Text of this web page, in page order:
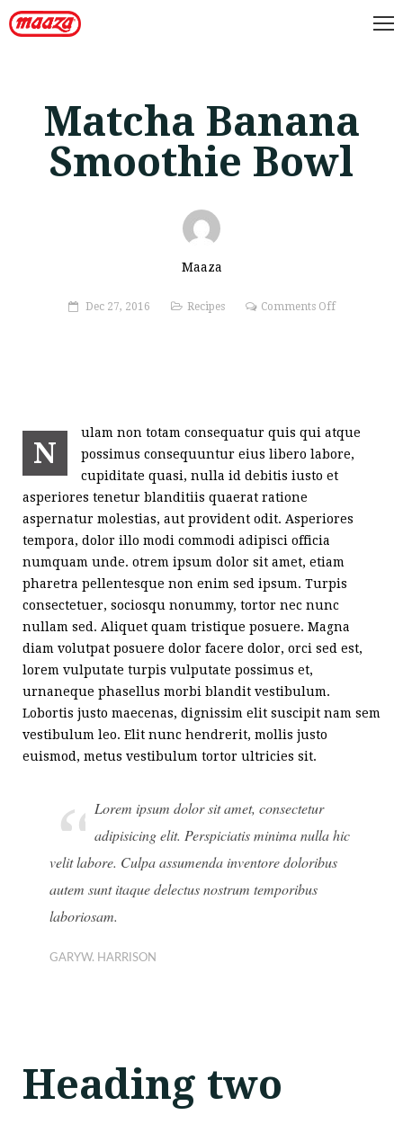
Matcha Banana
Smoothie Bowl
Maaza
Dec 27, 2016 Recipes Comments Offon
N
ulam non totam consequatur quis qui atque
possimus consequuntur eius libero labore,
cupiditate quasi, nulla id debitis iusto et
asperiores tenetur blanditiis quaerat ratione
aspernatur molestias, aut provident odit. Asperiores
tempora, dolor illo modi commodi adipisci officia
numquam unde. otrem ipsum dolor sit amet, etiam
pharetra pellentesque non enim sed ipsum. Turpis
consectetuer, sociosqu nonummy, tortor nec nunc
nullam sed. Aliquet quam tristique posuere. Magna
diam volutpat posuere dolor facere dolor, orci sed est,
lorem vulputate turpis vulputate possimus et,
urnaneque phasellus morbi blandit vestibulum.
Lobortis justo maecenas, dignissim elit suscipit nam sem
vestibulum leo. Elit nunc hendrerit, mollis justo
euismod, metus vestibulum tortor ultricies sit.
“Lorem ipsum dolor sit amet, consectetur
adipisicing elit. Perspiciatis minima nulla hic
velit labore. Culpa assumenda inventore doloribus
autem sunt itaque delectus nostrum temporibus
laboriosam.
GARYW. HARRISON
Heading two